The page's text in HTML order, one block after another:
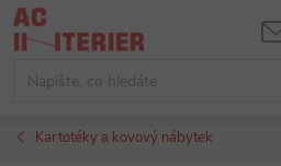
Přejít
na
Kartotéky a kovový nábytek